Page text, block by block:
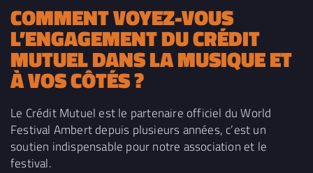
COMMENT VOYEZ-VOUS
L’ENGAGEMENT DU CRÉDIT
MUTUEL DANS LA MUSIQUE ET
À VOS CÔTÉS ?
Le Crédit Mutuel est le partenaire officiel du World
Festival Ambert depuis plusieurs années, c’est un
soutien indispensable pour notre association et le
festival.